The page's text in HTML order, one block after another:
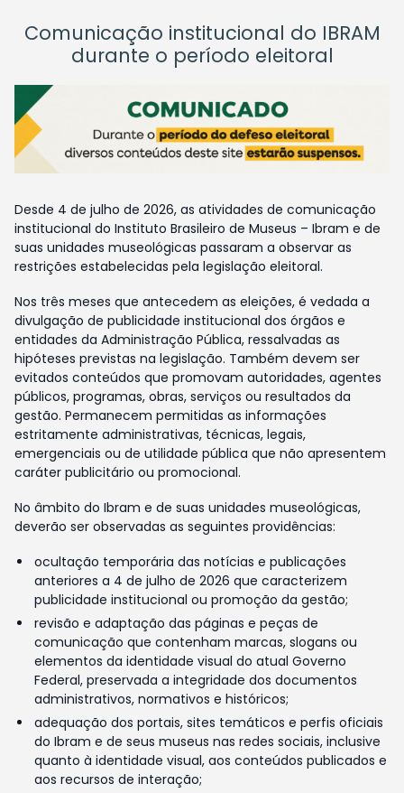
Comunicação institucional do IBRAM
durante o período eleitoral
Desde 4 de julho de 2026, as atividades de comunicação
institucional do Instituto Brasileiro de Museus – Ibram e de
suas unidades museológicas passaram a observar as
restrições estabelecidas pela legislação eleitoral.
Nos três meses que antecedem as eleições, é vedada a
divulgação de publicidade institucional dos órgãos e
entidades da Administração Pública, ressalvadas as
hipóteses previstas na legislação. Também devem ser
evitados conteúdos que promovam autoridades, agentes
públicos, programas, obras, serviços ou resultados da
gestão. Permanecem permitidas as informações
estritamente administrativas, técnicas, legais,
emergenciais ou de utilidade pública que não apresentem
caráter publicitário ou promocional.
No âmbito do Ibram e de suas unidades museológicas,
deverão ser observadas as seguintes providências:
ocultação temporária das notícias e publicações
anteriores a 4 de julho de 2026 que caracterizem
publicidade institucional ou promoção da gestão;
revisão e adaptação das páginas e peças de
comunicação que contenham marcas, slogans ou
elementos da identidade visual do atual Governo
Federal, preservada a integridade dos documentos
administrativos, normativos e históricos;
adequação dos portais, sites temáticos e perfis oficiais
do Ibram e de seus museus nas redes sociais, inclusive
quanto à identidade visual, aos conteúdos publicados e
aos recursos de interação;